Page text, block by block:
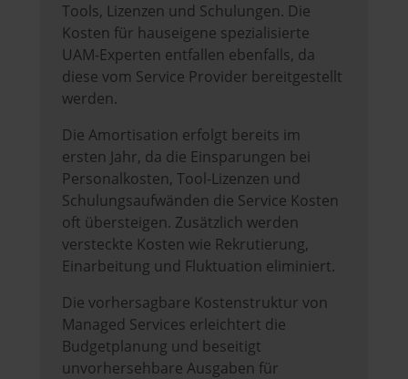
Tools, Lizenzen und Schulungen. Die
Kosten für hauseigene spezialisierte
UAM-Experten entfallen ebenfalls, da
diese vom Service Provider bereitgestellt
werden.
Die Amortisation erfolgt bereits im
ersten Jahr, da die Einsparungen bei
Personalkosten, Tool-Lizenzen und
Schulungsaufwänden die Service Kosten
oft übersteigen. Zusätzlich werden
versteckte Kosten wie Rekrutierung,
Einarbeitung und Fluktuation eliminiert.
Die vorhersagbare Kostenstruktur von
Managed Services erleichtert die
Budgetplanung und beseitigt
unvorhersehbare Ausgaben für